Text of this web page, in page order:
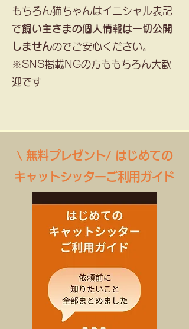
もちろん猫ちゃんはイニシャル表記
で飼い主さまの個人情報は一切公開
しませんのでご安心ください。
​※SNS掲載NGの方ももちろん大歓
迎です
\ 無料プレゼント/ はじめての
キャットシッターご利用ガイド